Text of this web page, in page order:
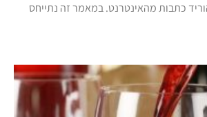
כתבות מהאינטרנט. במאמר זה נתייחס